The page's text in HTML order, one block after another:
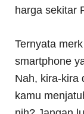
harga sekitar
Ternyata
smartphone
Nah, kira-kira
kamu